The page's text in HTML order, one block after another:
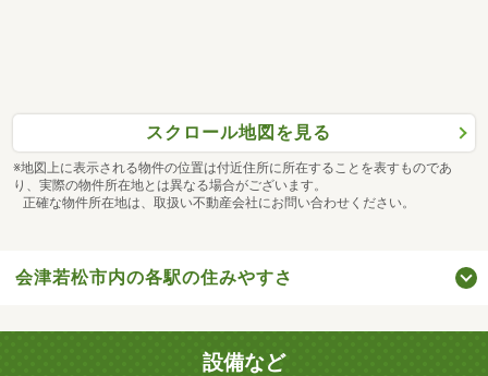
スクロール地図を見る
※地図上に表示される物件の位置は付近住所に所在することを表すものであ
り、実際の物件所在地とは異なる場合がございます。
正確な物件所在地は、取扱い不動産会社にお問い合わせください。
会津若松市内の各駅の住みやすさ
設備など